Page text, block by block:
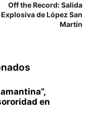
Off the Record: Salida
Explosiva de López San
Martín
en